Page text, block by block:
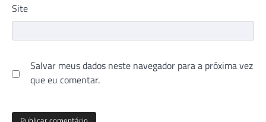
Site
Salvar meus dados neste navegador para a próxima vez
que eu comentar.